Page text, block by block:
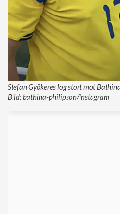
Stefan Gyökeres log stort mot
Bild: bathina-philipson/Instagram